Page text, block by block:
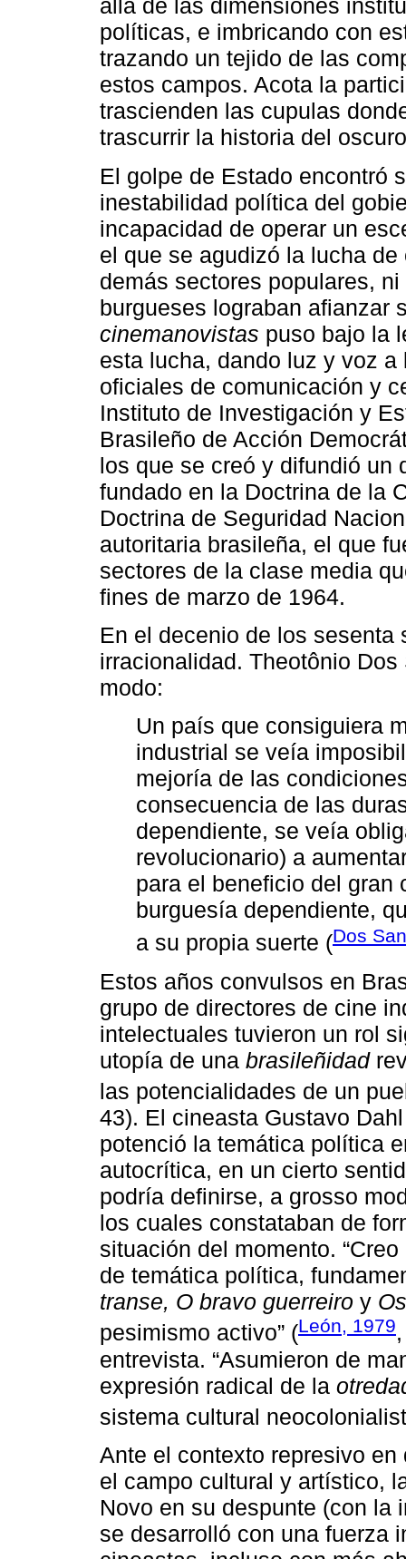
allá́ de las dimensiones
políticas, e imbricando con
trazando un tejido de las
estos campos. Acota la
trascienden las cupulas
trascurrir la historia del
El golpe de Estado encontró
inestabilidad política del
incapacidad de operar un
el que se agudizó la lucha
demás sectores populares,
burgueses lograban afianzar
cinemanovistas puso bajo la
esta lucha, dando luz y voz
oficiales de comunicación y
Instituto de Investigación y
Brasileño de Acción
los que se creó y difundió un
fundado en la Doctrina de la
Doctrina de Seguridad
autoritaria brasileña, el que
sectores de la clase media
fines de marzo de 1964.
En el decenio de los
irracionalidad. Theotônio
modo:
Un país que consiguiera
industrial se veía
mejoría de las
consecuencia de las
dependiente, se veía
revolucionario) a
para el beneficio del gran
burguesía dependiente,
a su propia suerte (Dos
Estos años convulsos en
grupo de directores de cine
intelectuales tuvieron un rol
utopía de una brasileñidad
las potencialidades de un
43). El cineasta Gustavo
potenció la temática política
autocrítica, en un cierto
podría definirse, a grosso
los cuales constataban de
situación del momento.
de temática política,
transe, O bravo guerreiro y
pesimismo activo” (León, 1979
entrevista. “Asumieron de
expresión radical de la
sistema cultural
Ante el contexto represivo
el campo cultural y artístico,
Novo en su despunte (con la
se desarrolló con una fuerza